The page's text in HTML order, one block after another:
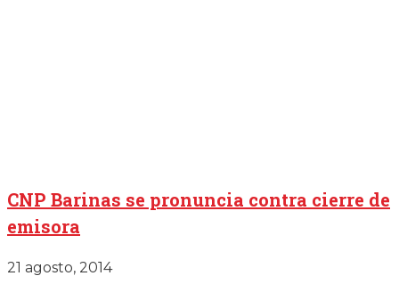
CNP Barinas se pronuncia contra cierre de
emisora
21 agosto, 2014